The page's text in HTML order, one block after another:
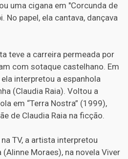
uma cigana em "Corcunda de
No papel, ela cantava, dançava
teve a carreira permeada por
com sotaque castelhano. Em
interpretou a espanhola
(Claudia Raia). Voltou a
em “Terra Nostra” (1999),
de Claudia Raia na ficção.
TV, a artista interpretou
(Alinne Moraes), na novela Viver